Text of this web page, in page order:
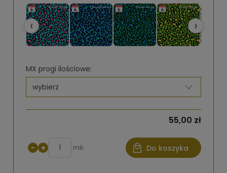
‹ ›
MX progi ilościowe:
55,00 zł
− + mb Do koszyka